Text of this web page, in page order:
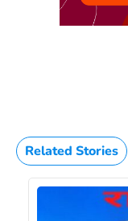
Related Stories